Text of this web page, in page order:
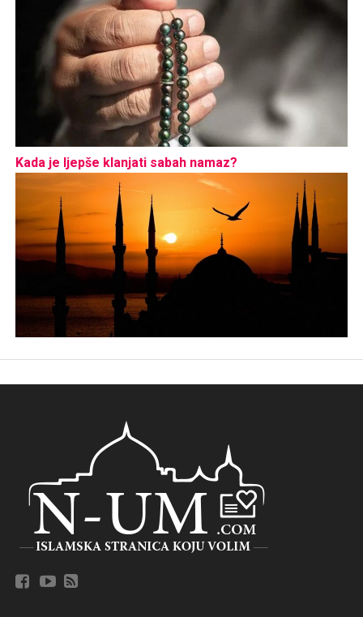
Kada je ljepše klanjati sabah namaz?